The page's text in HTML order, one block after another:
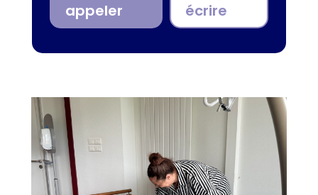
appeler
écrire